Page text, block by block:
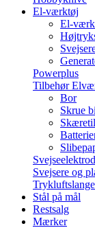
El-værktøj
El-
Powerplus
Tilbehør
Bor
Skrue
Svejsere og
Stål på mål
Restsalg
Mærker